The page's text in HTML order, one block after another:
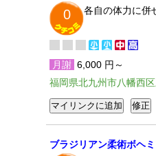
0 各自の体力に併
月謝 6,000 円～
福岡県北九州市八幡西
ブラジリアン柔術ボヘ